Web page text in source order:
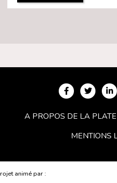
A PROPOS DE LA
MENTIONS
animé par :